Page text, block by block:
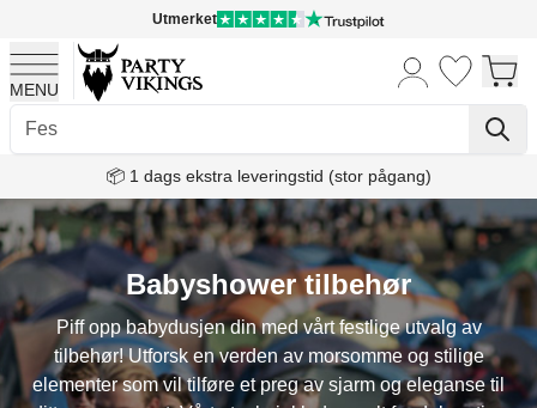
Utmerket
MENU
📦 1 dags ekstra leveringstid (stor pågang)
Skip to Content
Babyshower tilbehør
Piff opp babydusjen din med vårt festlige utvalg av
tilbehør! Utforsk en verden av morsomme og stilige
elementer som vil tilføre et preg av sjarm og eleganse til